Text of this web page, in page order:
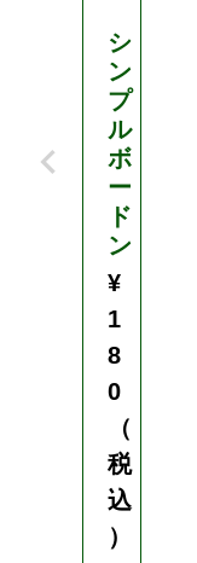
シ
ン
プ
ル
ボ
ー
ド
ン
¥
1
8
0
（
税
込
）